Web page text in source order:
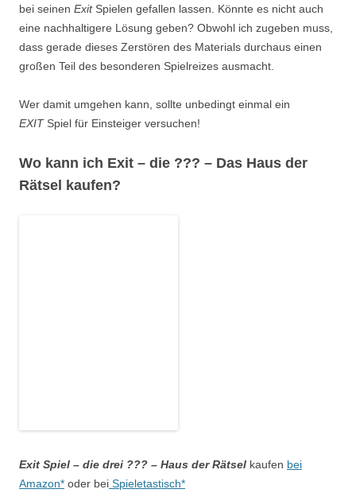
bei seinen ExitSpielen gefallen lassen. Könnte es nicht auch
eine nachhaltigere Lösung geben? Obwohl ich zugeben muss,
dass gerade dieses Zerstören des Materials durchaus einen
großen Teil des besonderen Spielreizes ausmacht.
Wer damit umgehen kann, sollte unbedingt einmal ein
EXITSpiel für Einsteiger versuchen!
Wo kann ich Exit – die ??? – Das Haus der
Rätsel kaufen?
Exit Spiel – die drei ??? – Haus der Rätsel kaufen bei
Amazon* oder bei Spieletastisch*